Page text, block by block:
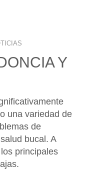
Y
una variedad de
de
bucal. A
principales